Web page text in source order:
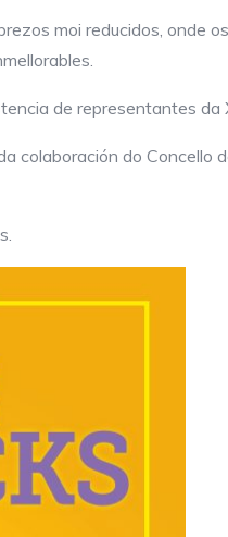
moi reducidos, onde
de representantes da
colaboración do Concello